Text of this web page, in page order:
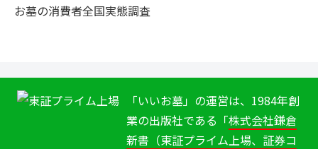
お墓の消費者全国実態調査
「いいお墓」の運営は、1984年創
業の出版社である「株式会社鎌倉
新書（東証プライム上場、証券コ